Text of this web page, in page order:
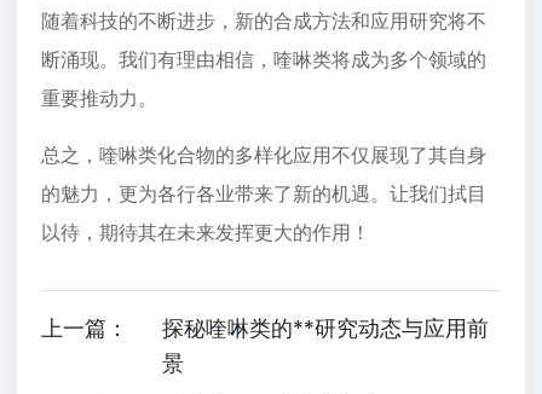
随着科技的不断进步，新的合成方法和应用研究将不
断涌现。我们有理由相信，喹啉类将成为多个领域的
重要推动力。
总之，喹啉类化合物的多样化应用不仅展现了其自身
的魅力，更为各行各业带来了新的机遇。让我们拭目
以待，期待其在未来发挥更大的作用！
上一篇：
探秘喹啉类的**研究动态与应用前
景